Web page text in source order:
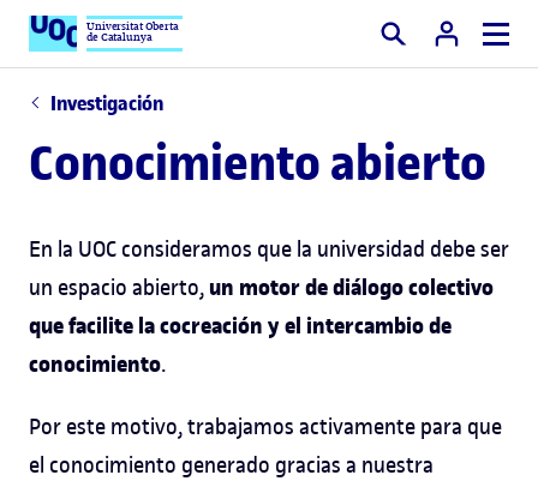
Universitat Oberta
de Catalunya Buscar
Investigación
Conocimiento abierto
En la UOC consideramos que la universidad debe ser
un espacio abierto, un motor de diálogo colectivo
que facilite la cocreación y el intercambio de
conocimiento.
Por este motivo, trabajamos activamente para que
el conocimiento generado gracias a nuestra